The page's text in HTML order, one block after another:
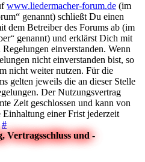
www.liedermacher-forum.de (im
genannt) schließt Du einen
dem Betreiber des Forums ab (im
genannt) und erklärst Dich mit
einverstanden. Wenn
nicht einverstanden bist, so
nicht weiter nutzen. Für die
gelten jeweils die an dieser Stelle
Der Nutzungsvertrag
Zeit geschlossen und kann von
Einhaltung einer Frist jederzeit
#
Vertragsschluss und -